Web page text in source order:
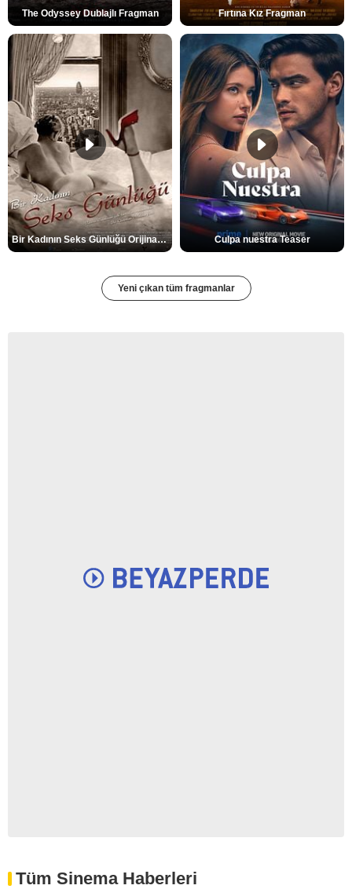
The Odyssey Dublajlı Fragman Fırtına Kız Fragman
Bir Kadının Seks Günlüğü Orijinal Fragman Culpa nuestra Teaser
Yeni çıkan tüm fragmanlar
Tüm Sinema Haberleri